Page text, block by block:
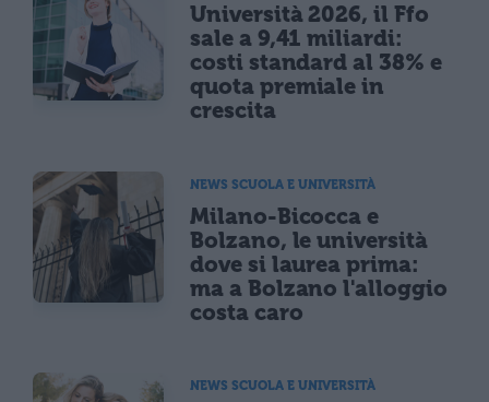
Università 2026, il Ffo
sale a 9,41 miliardi:
costi standard al 38% e
quota premiale in
crescita
NEWS SCUOLA E UNIVERSITÀ
Milano-Bicocca e
Bolzano, le università
dove si laurea prima:
ma a Bolzano l'alloggio
costa caro
NEWS SCUOLA E UNIVERSITÀ